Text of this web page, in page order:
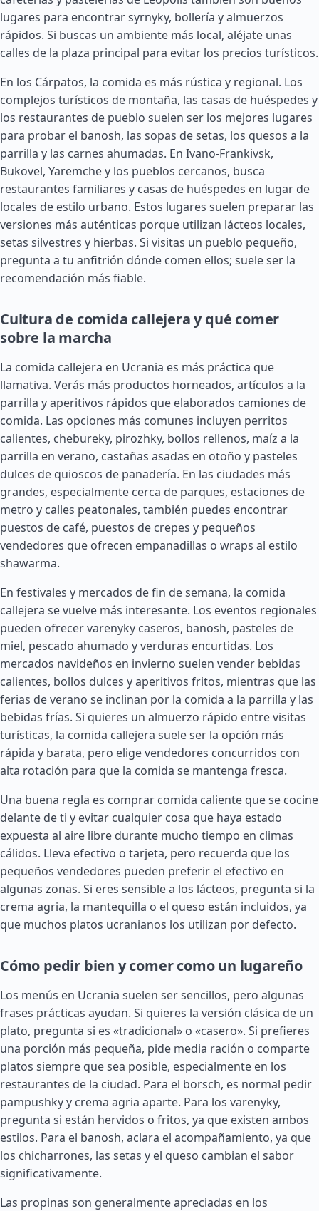
lugares para encontrar syrnyky, bollería y almuerzos
rápidos. Si buscas un ambiente más local, aléjate unas
calles de la plaza principal para evitar los precios turísticos.
En los Cárpatos, la comida es más rústica y regional. Los
complejos turísticos de montaña, las casas de huéspedes y
los restaurantes de pueblo suelen ser los mejores lugares
para probar el banosh, las sopas de setas, los quesos a la
parrilla y las carnes ahumadas. En Ivano-Frankivsk,
Bukovel, Yaremche y los pueblos cercanos, busca
restaurantes familiares y casas de huéspedes en lugar de
locales de estilo urbano. Estos lugares suelen preparar las
versiones más auténticas porque utilizan lácteos locales,
setas silvestres y hierbas. Si visitas un pueblo pequeño,
pregunta a tu anfitrión dónde comen ellos; suele ser la
recomendación más fiable.
Cultura de comida callejera y qué comer
sobre la marcha
La comida callejera en Ucrania es más práctica que
llamativa. Verás más productos horneados, artículos a la
parrilla y aperitivos rápidos que elaborados camiones de
comida. Las opciones más comunes incluyen perritos
calientes, chebureky, pirozhky, bollos rellenos, maíz a la
parrilla en verano, castañas asadas en otoño y pasteles
dulces de quioscos de panadería. En las ciudades más
grandes, especialmente cerca de parques, estaciones de
metro y calles peatonales, también puedes encontrar
puestos de café, puestos de crepes y pequeños
vendedores que ofrecen empanadillas o wraps al estilo
shawarma.
En festivales y mercados de fin de semana, la comida
callejera se vuelve más interesante. Los eventos regionales
pueden ofrecer varenyky caseros, banosh, pasteles de
miel, pescado ahumado y verduras encurtidas. Los
mercados navideños en invierno suelen vender bebidas
calientes, bollos dulces y aperitivos fritos, mientras que las
ferias de verano se inclinan por la comida a la parrilla y las
bebidas frías. Si quieres un almuerzo rápido entre visitas
turísticas, la comida callejera suele ser la opción más
rápida y barata, pero elige vendedores concurridos con
alta rotación para que la comida se mantenga fresca.
Una buena regla es comprar comida caliente que se cocine
delante de ti y evitar cualquier cosa que haya estado
expuesta al aire libre durante mucho tiempo en climas
cálidos. Lleva efectivo o tarjeta, pero recuerda que los
pequeños vendedores pueden preferir el efectivo en
algunas zonas. Si eres sensible a los lácteos, pregunta si la
crema agria, la mantequilla o el queso están incluidos, ya
que muchos platos ucranianos los utilizan por defecto.
Cómo pedir bien y comer como un lugareño
Los menús en Ucrania suelen ser sencillos, pero algunas
frases prácticas ayudan. Si quieres la versión clásica de un
plato, pregunta si es «tradicional» o «casero». Si prefieres
una porción más pequeña, pide media ración o comparte
platos siempre que sea posible, especialmente en los
restaurantes de la ciudad. Para el borsch, es normal pedir
pampushky y crema agria aparte. Para los varenyky,
pregunta si están hervidos o fritos, ya que existen ambos
estilos. Para el banosh, aclara el acompañamiento, ya que
los chicharrones, las setas y el queso cambian el sabor
significativamente.
Las propinas son generalmente apreciadas en los